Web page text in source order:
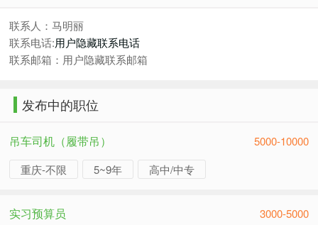
联系人：马明丽
联系电话:用户隐藏联系电话
联系邮箱：用户隐藏联系邮箱
发布中的职位
吊车司机（履带吊）
5000-10000
重庆-不限
5~9年 高中/中专
实习预算员
3000-5000